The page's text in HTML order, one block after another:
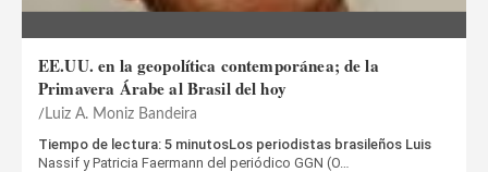
EE.UU. en la geopolítica contemporánea; de la
Primavera Árabe al Brasil del hoy
Luiz A. Moniz Bandeira
Tiempo de lectura: 5 minutosLos periodistas brasileños Luis
Nassif y Patricia Faermann del periódico GGN (O…